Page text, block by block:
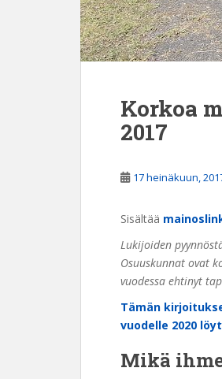
Korkoa
2017
17 heinäkuun,
Sisältää
Lukijoiden
Osuuskunnat ovat
vuodessa ehtinyt
Tämän
vuodelle 2020
Mikä